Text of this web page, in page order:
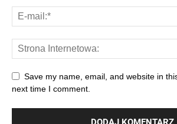
Save my name, email, and website in
next time I comment.